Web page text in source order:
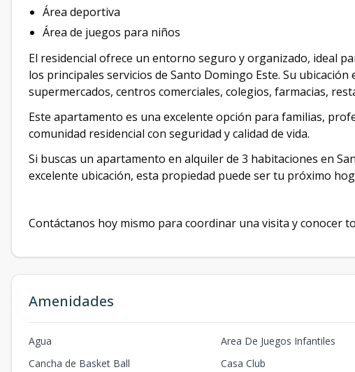
Área deportiva
Área de juegos para niños
El residencial ofrece un entorno seguro y organizado, ideal
los principales servicios de Santo Domingo Este. Su
supermercados, centros comerciales, colegios, farmacias,
Este apartamento es una excelente opción para familias,
comunidad residencial con seguridad y calidad de vida.
Si buscas un apartamento en alquiler de 3 habitaciones en
excelente ubicación, esta propiedad puede ser tu próximo
Contáctanos hoy mismo para coordinar una visita y conocer
Amenidades
Agua Area De Juegos Infantiles
Cancha de Basket Ball
Casa Club